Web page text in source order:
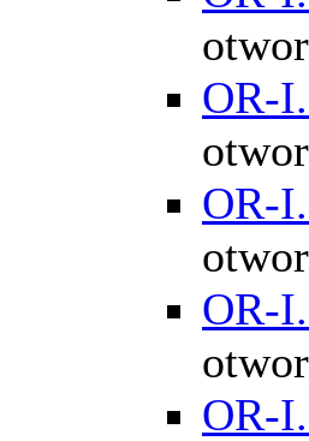
OR-
OR-
OR-
OR-